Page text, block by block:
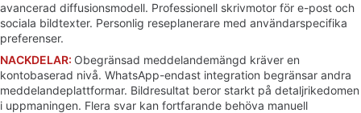
avancerad diffusionsmodell. Professionell skrivmotor för e-post och
sociala bildtexter. Personlig reseplanerare med användarspecifika
preferenser.
NACKDELAR: Obegränsad meddelandemängd kräver en
kontobaserad nivå. WhatsApp-endast integration begränsar andra
meddelandeplattformar. Bildresultat beror starkt på detaljrikedomen
i uppmaningen. Flera svar kan fortfarande behöva manuell